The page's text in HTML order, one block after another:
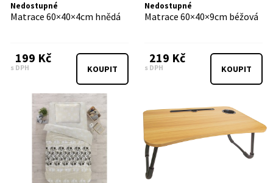
Nedostupné
Matrace 60×40×4cm hnědá
199 Kč
s DPH KOUPIT
Nedostupné
Matrace 60×40×9cm béžová
219 Kč
s DPH KOUPIT